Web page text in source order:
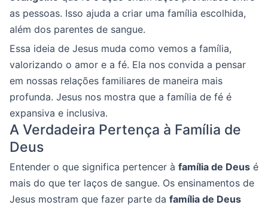
as pessoas. Isso ajuda a criar uma família escolhida,
além dos parentes de sangue.
Essa ideia de Jesus muda como vemos a família,
valorizando o amor e a fé. Ela nos convida a pensar
em nossas relações familiares de maneira mais
profunda. Jesus nos mostra que a família de fé é
expansiva e inclusiva.
A Verdadeira Pertença à Família de
Deus
Entender o que significa pertencer à família de Deus é
mais do que ter laços de sangue. Os ensinamentos de
Jesus mostram que fazer parte da família de Deus